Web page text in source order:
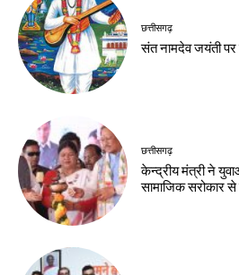
छत्तीसगढ़
संत नामदेव जयंती
छत्तीसगढ़
केन्द्रीय मंत्री ने
सामाजिक सरोकार